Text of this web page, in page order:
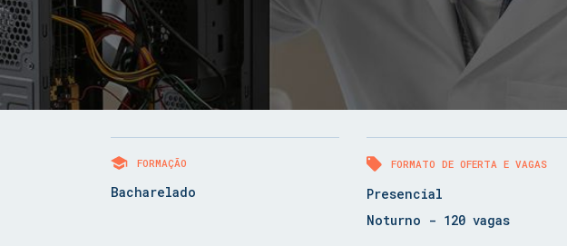
FORMAÇÃO
Bacharelado
FORMATO DE OFERTA E VAGAS
Presencial
Noturno - 120 vagas